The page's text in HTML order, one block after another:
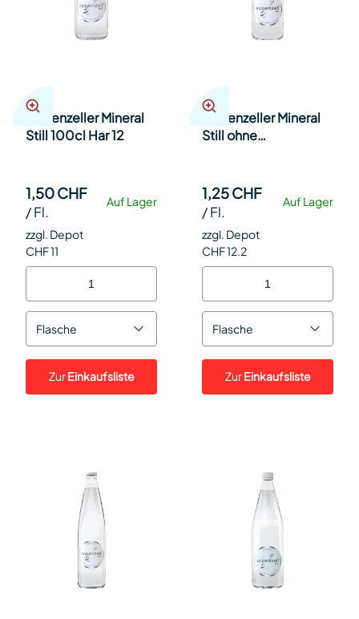
Appenzeller Mineral
Still 100cl Har 12
Auf Lager
1,50 CHF
/Fl.
zzgl. Depot
CHF 11
Flasche
ZurEinkaufsliste
Appenzeller Mineral
Still ohne
Auf Lager
1,25 CHF
/Fl.
zzgl. Depot
CHF 12.2
Flasche
ZurEinkaufsliste